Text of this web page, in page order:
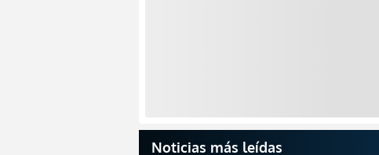
Noticias más leídas